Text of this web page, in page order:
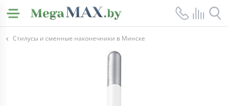
Стилусы и сменные наконечники в Минске